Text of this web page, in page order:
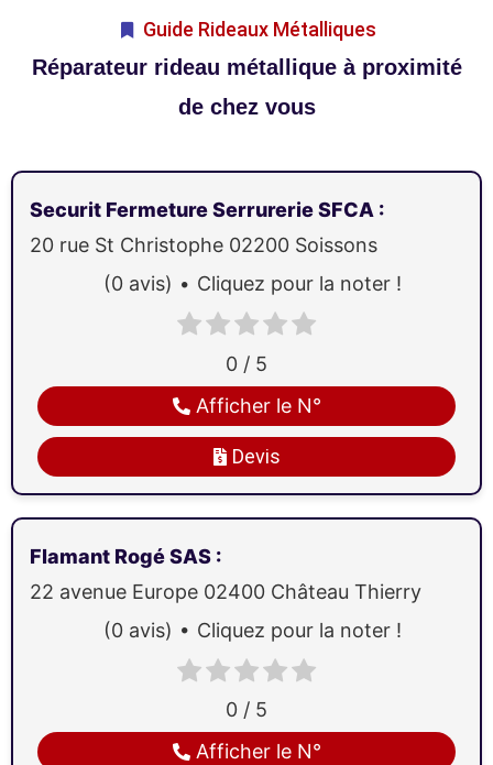
Guide Rideaux Métalliques
Réparateur rideau métallique à proximité
de chez vous
Securit Fermeture Serrurerie SFCA :
20 rue St Christophe 02200 Soissons
Devis
Afficher le N°
0 / 5
(0 avis) Cliquez pour la noter !
Flamant Rogé SAS :
22 avenue Europe 02400 Château Thierry
Afficher le N°
0 / 5
(0 avis) Cliquez pour la noter !